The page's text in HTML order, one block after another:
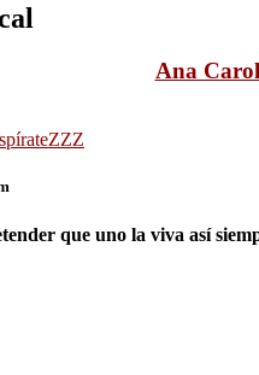
Ana
ZZZ
que uno la viva así